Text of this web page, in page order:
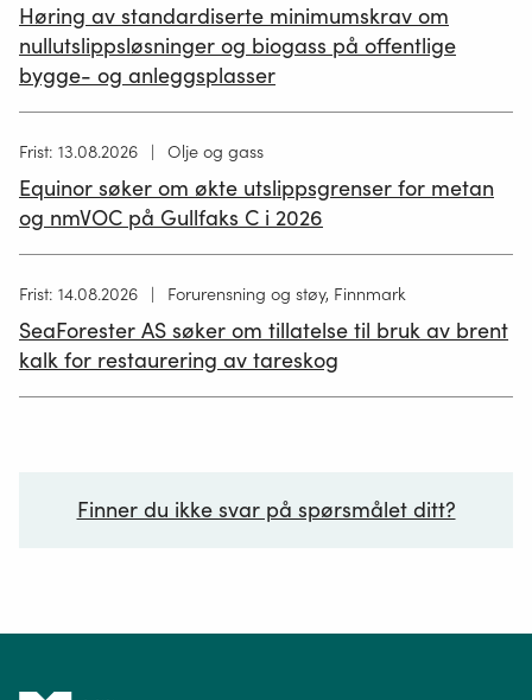
12.05.2026
Høring av standardiserte minimumskrav om
nullutslippsløsninger og biogass på offentlige
bygge- og anleggsplasser
Høring
publisert
02.07.2026
Frist: 13.08.2026 Olje og gass
Equinor søker om økte utslippsgrenser for metan
og nmVOC på Gullfaks C i 2026
Høring
publisert
19.06.2026
Frist: 14.08.2026 Forurensning og støy, Finnmark
SeaForester AS søker om tillatelse til bruk av brent
kalk for restaurering av tareskog
Finner du ikke svar på spørsmålet ditt?